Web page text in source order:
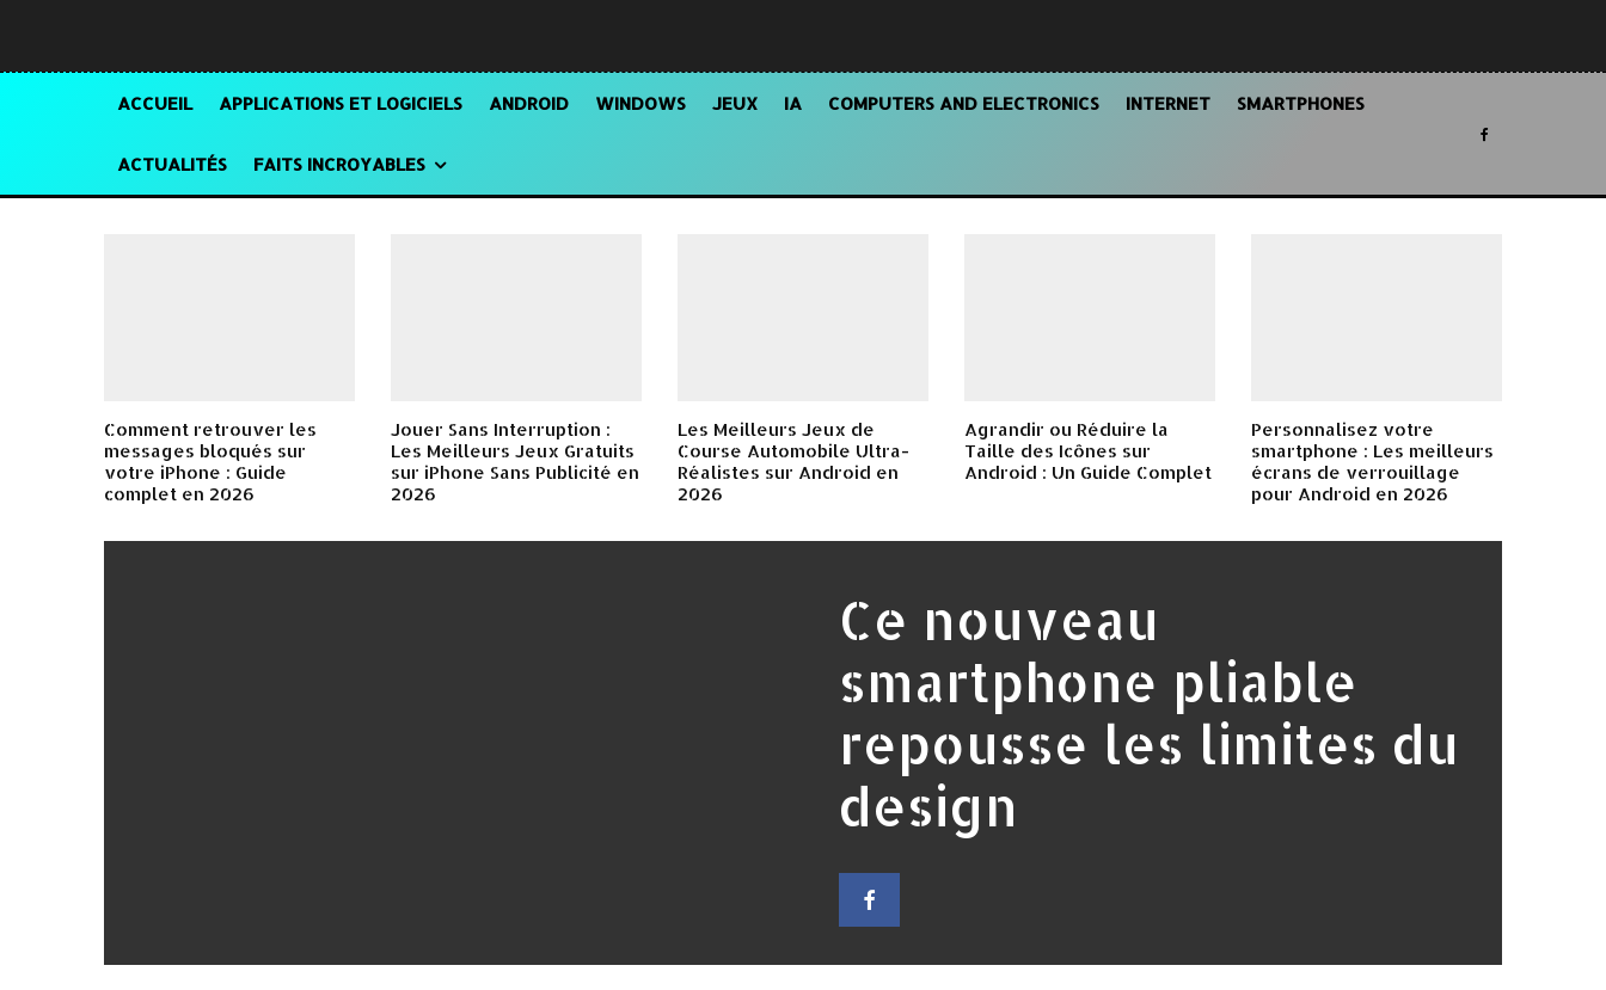
ACCUEIL APPLICATIONS ET LOGICIELS ANDROID WINDOWS JEUX IA COMPUTERS AND ELECTRONICS INTERNET SMARTPHONES
ACTUALITÉS FAITS INCROYABLES
Comment retrouver les
messages bloqués sur
votre iPhone : Guide
complet en 2026
Jouer Sans Interruption :
Les Meilleurs Jeux Gratuits
sur iPhone Sans Publicité en
2026
Les Meilleurs Jeux de
Course Automobile Ultra-
Réalistes sur Android en
2026
Agrandir ou Réduire la
Taille des Icônes sur
Android : Un Guide Complet
Personnalisez votre
smartphone : Les meilleurs
écrans de verrouillage
pour Android en 2026
Ce nouveau
smartphone pliable
repousse les limites du
design